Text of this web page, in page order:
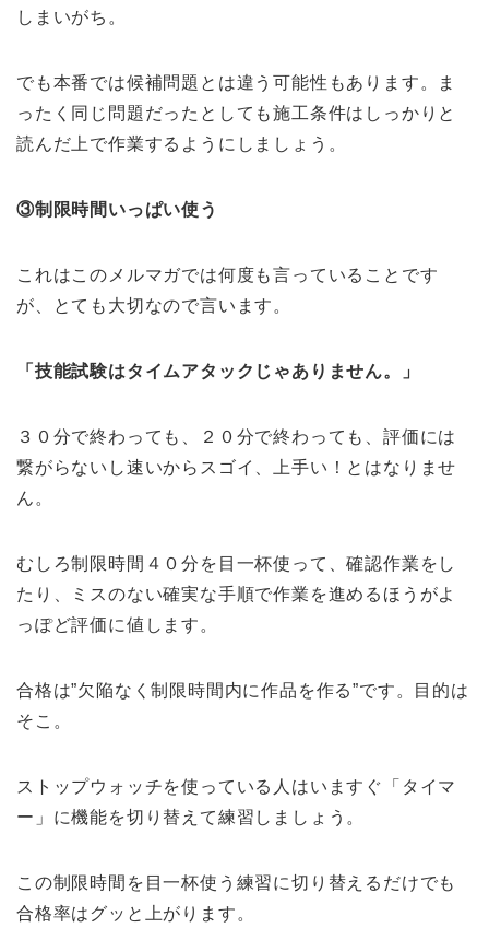
しまいがち。
でも本番では候補問題とは違う可能性もあります。ま
ったく同じ問題だったとしても施工条件はしっかりと
読んだ上で作業するようにしましょう。
③制限時間いっぱい使う
これはこのメルマガでは何度も言っていることです
が、とても大切なので言います。
「技能試験はタイムアタックじゃありません。」
３０分で終わっても、２０分で終わっても、評価には
繋がらないし速いからスゴイ、上手い！とはなりませ
ん。
むしろ制限時間４０分を目一杯使って、確認作業をし
たり、ミスのない確実な手順で作業を進めるほうがよ
っぽど評価に値します。
合格は”欠陥なく制限時間内に作品を作る”です。目的は
そこ。
ストップウォッチを使っている人はいますぐ「タイマ
ー」に機能を切り替えて練習しましょう。
この制限時間を目一杯使う練習に切り替えるだけでも
合格率はグッと上がります。